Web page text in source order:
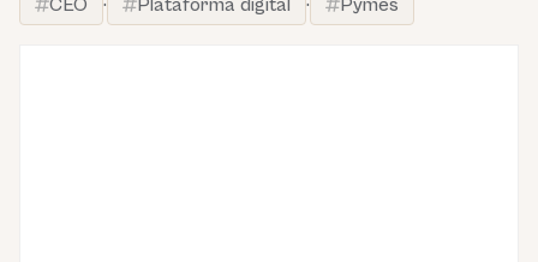
CEO
· Plataforma digital · Pymes